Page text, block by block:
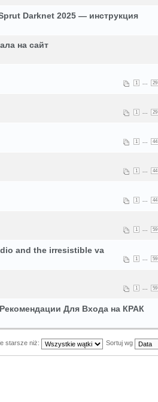
Darknet 2025 — инструкция
на сайт
1 29
1 29
1 44
1 44
1 44
1 59
and the irresistible va
1 59
1 59
Для Входа на КРАК
starsze niż: Sortuj wg